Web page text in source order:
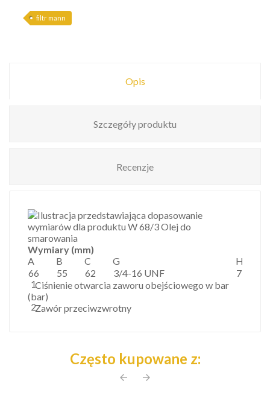
filtr mann
Opis
Szczegóły produktu
Recenzje
Wymiary (mm)
A
66
B
55
C
62
G
3/4-16 UNF
H
75
1Ciśnienie otwarcia zaworu obejściowego w bar
(bar)
2Zawór przeciwzwrotny
Często kupowane z:
arrow_back arrow_forward